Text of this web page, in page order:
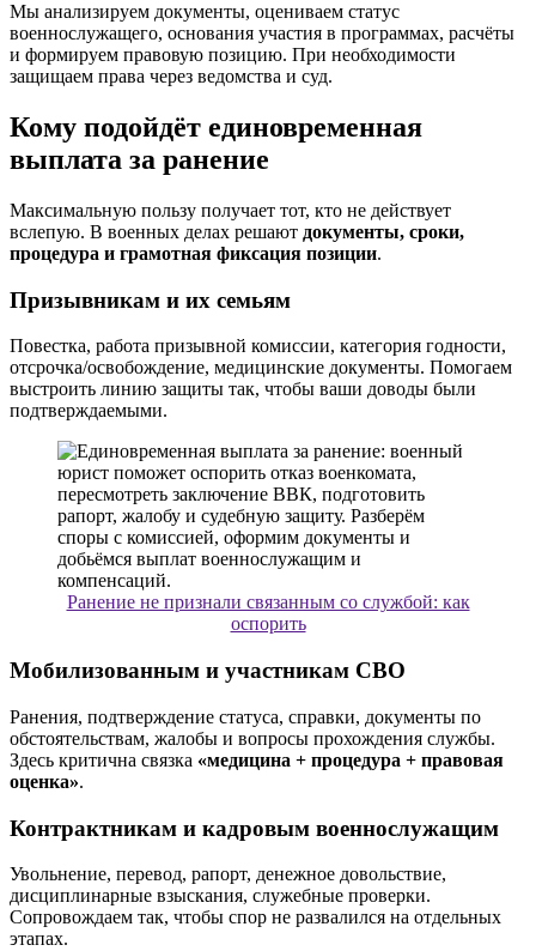
Мы анализируем документы, оцениваем статус
военнослужащего, основания участия в программах, расчёты
и формируем правовую позицию. При необходимости
защищаем права через ведомства и суд.
Кому подойдёт единовременная
выплата за ранение
Максимальную пользу получает тот, кто не действует
вслепую. В военных делах решают документы, сроки,
процедура и грамотная фиксация позиции.
Призывникам и их семьям
Повестка, работа призывной комиссии, категория годности,
отсрочка/освобождение, медицинские документы. Помогаем
выстроить линию защиты так, чтобы ваши доводы были
подтверждаемыми.
Ранение не признали связанным со службой: как
оспорить
Мобилизованным и участникам СВО
Ранения, подтверждение статуса, справки, документы по
обстоятельствам, жалобы и вопросы прохождения службы.
Здесь критична связка «медицина + процедура + правовая
оценка».
Контрактникам и кадровым военнослужащим
Увольнение, перевод, рапорт, денежное довольствие,
дисциплинарные взыскания, служебные проверки.
Сопровождаем так, чтобы спор не развалился на отдельных
этапах.